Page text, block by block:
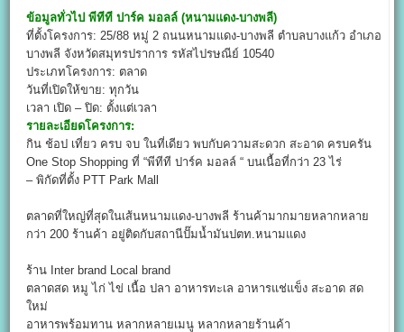
ข้อมูลทั่วไป พีทีที ปาร์ค มอลล์ (หนามแดง-บางพลี)
ที่ตั้งโครงการ: 25/88 หมู่ 2 ถนนหนามแดง-บางพลี ตำบลบางแก้ว อำเภอ
บางพลี จังหวัดสมุทรปราการ รหัสไปรษณีย์ 10540
ประเภทโครงการ: ตลาด
วันที่เปิดให้ขาย: ทุกวัน
เวลา เปิด – ปิด: ตั้งแต่เวลา
รายละเอียดโครงการ:
กิน ช้อป เที่ยว ครบ จบ ในที่เดียว พบกับความสะดวก สะอาด ครบครัน
One Stop Shopping ที่ “พีทีที ปาร์ค มอลล์ “ บนเนื้อที่กว่า 23 ไร่
– พิกัดที่ตั้ง PTT Park Mall
ตลาดที่ใหญ่ที่สุดในเส้นหนามแดง-บางพลี ร้านค้ามากมายหลากหลาย
กว่า 200 ร้านค้า อยู่ติดกับสถานีปั๊มน้ำมันปตท.หนามแดง
ร้าน Inter brand Local brand
ตลาดสด หมู ไก่ ไข่ เนื้อ ปลา อาหารทะเล อาหารแช่แข็ง สะอาด สด
ใหม่
อาหารพร้อมทาน หลากหลายเมนู หลากหลายร้านค้า